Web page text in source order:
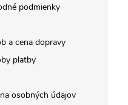
podmienky
a cena dopravy
platby
osobných údajov